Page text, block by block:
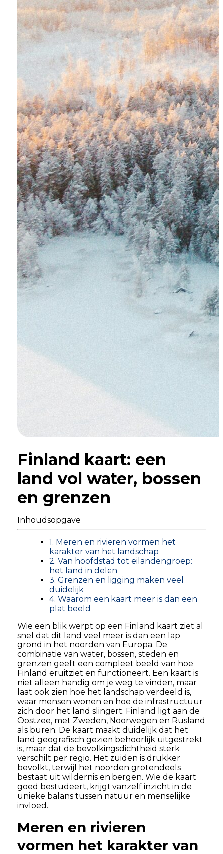
Finland kaart: een
land vol water, bossen
en grenzen
Inhoudsopgave
1. Meren en rivieren vormen het
karakter van het landschap
2. Van hoofdstad tot eilandengroep:
het land in delen
3. Grenzen en ligging maken veel
duidelijk
4. Waarom een kaart meer is dan een
plat beeld
Wie een blik werpt op een Finland kaart ziet al
snel dat dit land veel meer is dan een lap
grond in het noorden van Europa. De
combinatie van water, bossen, steden en
grenzen geeft een compleet beeld van hoe
Finland eruitziet en functioneert. Een kaart is
niet alleen handig om je weg te vinden, maar
laat ook zien hoe het landschap verdeeld is,
waar mensen wonen en hoe de infrastructuur
zich door het land slingert. Finland ligt aan de
Oostzee, met Zweden, Noorwegen en Rusland
als buren. De kaart maakt duidelijk dat het
land geografisch gezien behoorlijk uitgestrekt
is, maar dat de bevolkingsdichtheid sterk
verschilt per regio. Het zuiden is drukker
bevolkt, terwijl het noorden grotendeels
bestaat uit wildernis en bergen. Wie de kaart
goed bestudeert, krijgt vanzelf inzicht in de
unieke balans tussen natuur en menselijke
invloed.
Meren en rivieren
vormen het karakter van